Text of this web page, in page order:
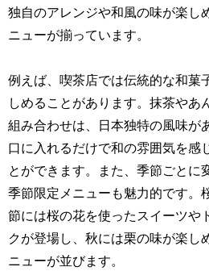
独自のアレンジや和風の味が楽し
ニューが揃っています。
例えば、喫茶店では伝統的な和菓
しめることがあります。抹茶やあ
組み合わせは、日本独特の風味が
口に入れるだけで和の雰囲気を感
とができます。また、季節ごとに
季節限定メニューも魅力的です。
節には桜の花を使ったスイーツや
クが登場し、秋には栗の味が楽し
ニューが並びます。